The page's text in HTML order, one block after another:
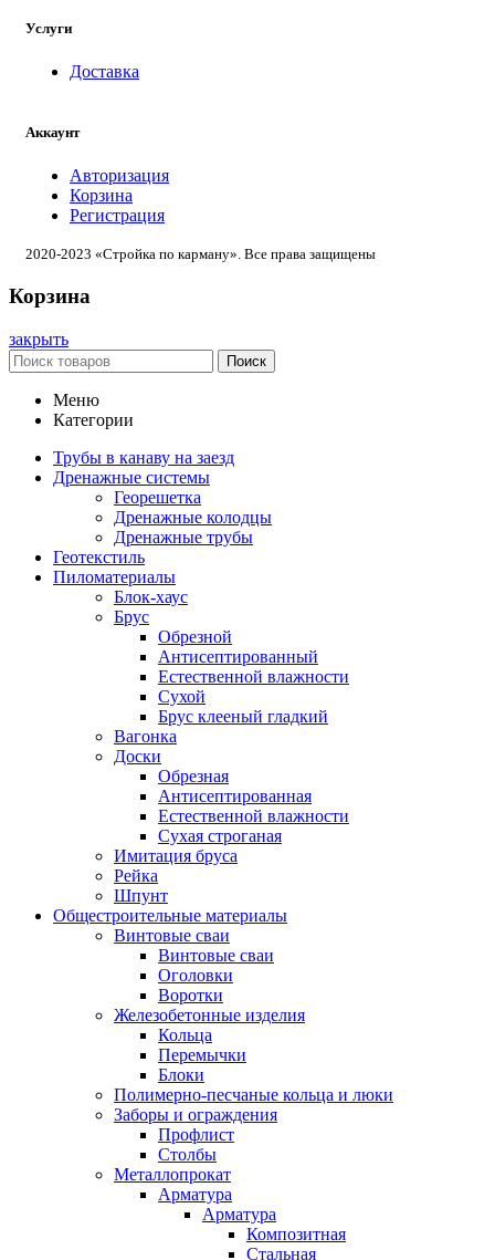
Услуги
Доставка
Аккаунт
Авторизация
Корзина
Регистрация
2020-2023 «Стройка по карману». Все права защищены
Корзина
закрыть
Поиск
Меню
Категории
Трубы в канаву на заезд
Дренажные системы
Георешетка
Дренажные колодцы
Дренажные трубы
Геотекстиль
Пиломатериалы
Блок-хаус
Брус
Обрезной
Антисептированный
Естественной влажности
Сухой
Брус клееный гладкий
Вагонка
Доски
Обрезная
Антисептированная
Естественной влажности
Сухая строганая
Имитация бруса
Рейка
Шпунт
Общестроительные материалы
Винтовые сваи
Винтовые сваи
Оголовки
Воротки
Железобетонные изделия
Кольца
Перемычки
Блоки
Полимерно-песчаные кольца и люки
Заборы и ограждения
Профлист
Столбы
Металлопрокат
Арматура
Арматура
Композитная
Стальная